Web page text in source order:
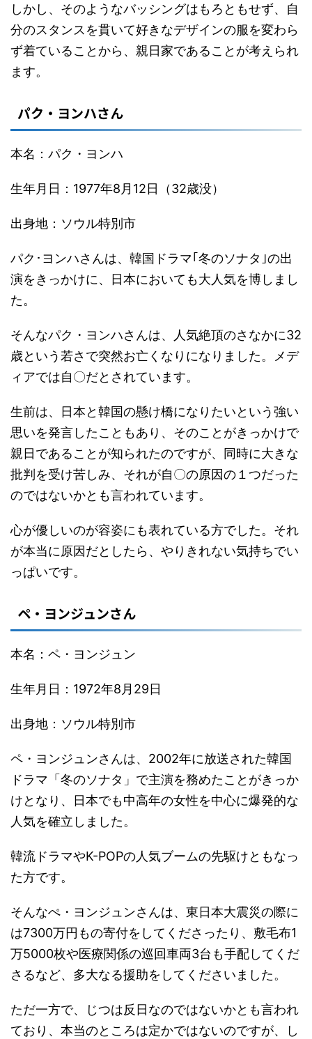
しかし、そのようなバッシングはもろともせず、自
分のスタンスを貫いて好きなデザインの服を変わら
ず着ていることから、親日家であることが考えられ
ます。
パク・ヨンハさん
本名：パク・ヨンハ
生年月日：1977年8月12日（32歳没）
出身地：ソウル特別市
パク･ヨンハさんは、韓国ドラマ｢冬のソナタ｣の出
演をきっかけに、日本においても大人気を博しまし
た。
そんなパク・ヨンハさんは、人気絶頂のさなかに32
歳という若さで突然お亡くなりになりました。メデ
ィアでは自〇だとされています。
生前は、日本と韓国の懸け橋になりたいという強い
思いを発言したこともあり、そのことがきっかけで
親日であることが知られたのですが、同時に大きな
批判を受け苦しみ、それが自〇の原因の１つだった
のではないかとも言われています。
心が優しいのが容姿にも表れている方でした。それ
が本当に原因だとしたら、やりきれない気持ちでい
っぱいです。
ペ・ヨンジュンさん
本名：ペ・ヨンジュン
生年月日：1972年8月29日
出身地：ソウル特別市
ペ・ヨンジュンさんは、2002年に放送された韓国
ドラマ「冬のソナタ」で主演を務めたことがきっか
けとなり、日本でも中高年の女性を中心に爆発的な
人気を確立しました。
韓流ドラマやK-POPの人気ブームの先駆けともなっ
た方です。
そんなぺ・ヨンジュンさんは、東日本大震災の際に
は7300万円もの寄付をしてくださったり、敷毛布1
万5000枚や医療関係の巡回車両3台も手配してくだ
さるなど、多大なる援助をしてくださいました。
ただ一方で、じつは反日なのではないかとも言われ
ており、本当のところは定かではないのですが、し